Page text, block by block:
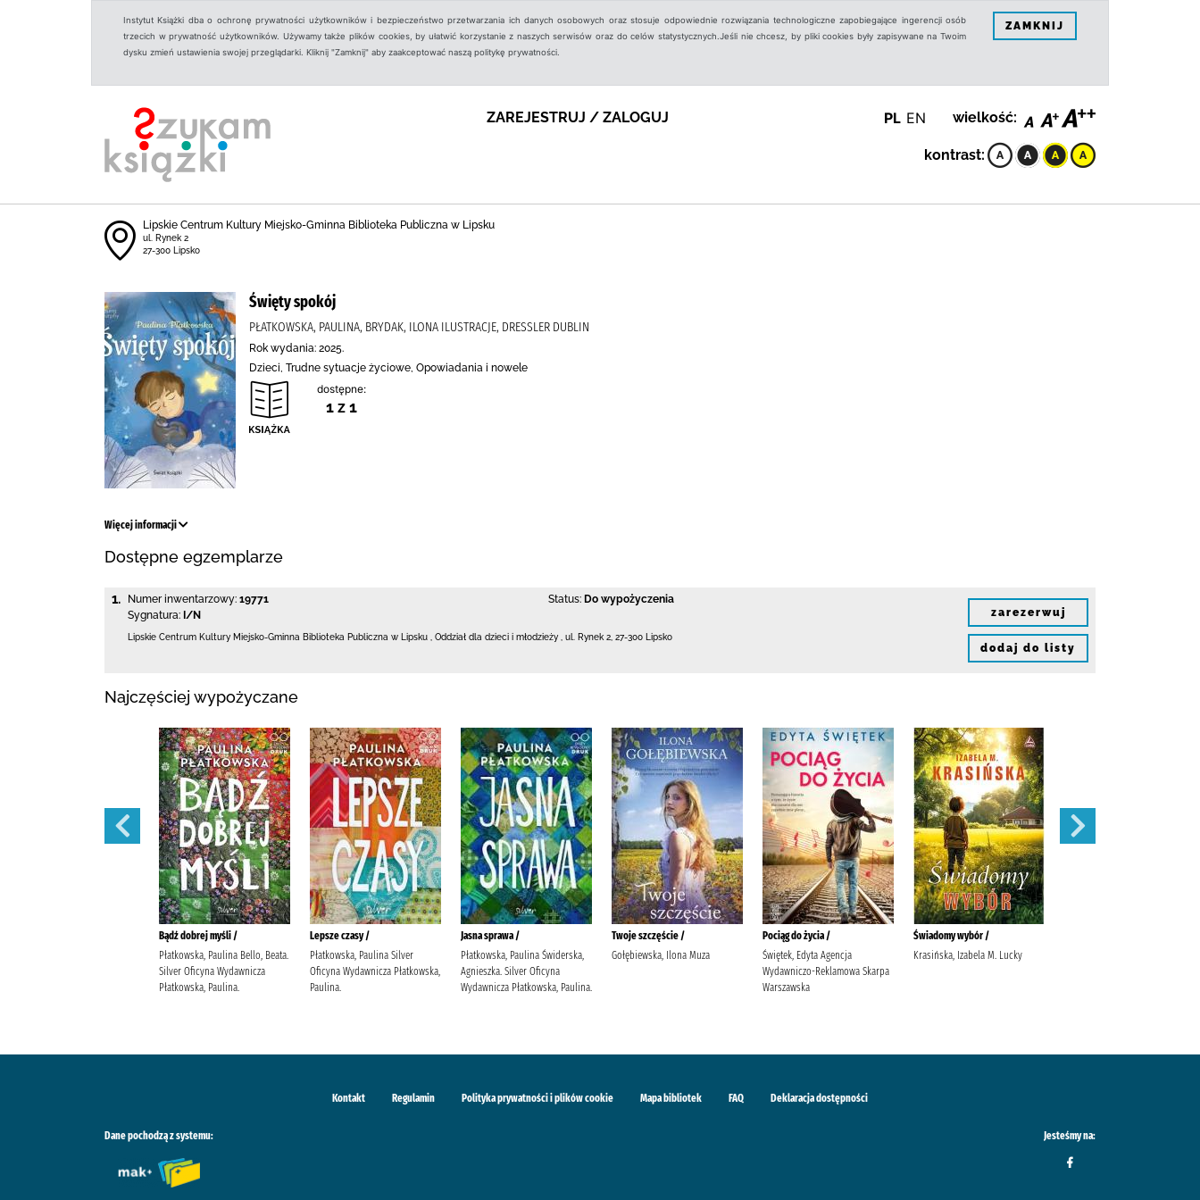
Instytut Książki dba o ochronę prywatności użytkowników i bezpieczeństwo przetwarzania ich danych osobowych oraz stosuje odpowiednie rozwiązania technologiczne zapobiegające ingerencji osób
trzecich w prywatność użytkowników. Używamy także plików cookies, by ułatwić korzystanie z naszych serwisów oraz do celów statystycznych.Jeśli nie chcesz, by pliki cookies były zapisywane na Twoim
dysku zmień ustawienia swojej przeglądarki. Kliknij "Zamknij" aby zaakceptować naszą politykę prywatności.
ZAMKNIJ
ZAREJESTRUJ / ZALOGUJ PL EN wielkość:
kontrast:
Lipskie Centrum Kultury Miejsko-Gminna Biblioteka Publiczna w Lipsku
ul. Rynek 2
27-300 Lipsko
Święty spokój
PŁATKOWSKA, PAULINA, BRYDAK, ILONA ILUSTRACJE, DRESSLER DUBLIN
Rok wydania: 2025.
Dzieci, Trudne sytuacje życiowe, Opowiadania i nowele
dostępne:
1 z 1
Więcej informacji
Dostępne egzemplarze
1. Numer inwentarzowy: 19771
Sygnatura: I/N
Status: Do wypożyczenia
Lipskie Centrum Kultury Miejsko-Gminna Biblioteka Publiczna w Lipsku Oddział dla dzieci i młodzieży , ul. Rynek 2 27-300 Lipsko
zarezerwuj
dodaj do listy
Najczęściej wypożyczane
Bądź dobrej myśli /
Płatkowska, Paulina Bello, Beata.
Silver Oficyna Wydawnicza
Płatkowska, Paulina.
Lepsze czasy /
Płatkowska, Paulina Silver
Oficyna Wydawnicza Płatkowska,
Paulina.
Jasna sprawa /
Płatkowska, Paulina Świderska,
Agnieszka. Silver Oficyna
Wydawnicza Płatkowska, Paulina.
Twoje szczęście /
Gołębiewska, Ilona Muza
Pociąg do życia /
Świętek, Edyta Agencja
Wydawniczo-Reklamowa Skarpa
Warszawska
Świadomy wybór /
Krasińska, Izabela M. Lucky
Kontakt Regulamin Polityka prywatności i plików cookie Mapa bibliotek FAQ Deklaracja dostępności
Dane pochodzą z systemu: Jesteśmy na: